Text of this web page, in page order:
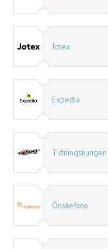
Jotex
Expedia
Tidningskungen
Önskefoto